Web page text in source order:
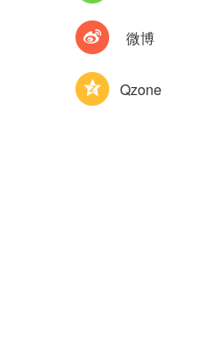
微博
Qzone